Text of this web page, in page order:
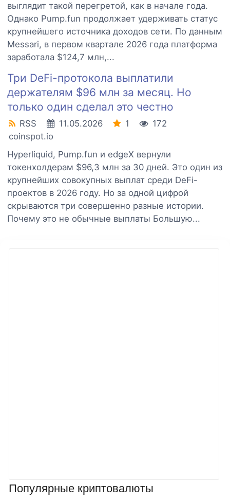
Популярные криптовалюты
выглядит такой перегретой, как в начале года.
Однако Pump.fun продолжает удерживать статус
крупнейшего источника доходов сети. По данным
Messari, в первом квартале 2026 года платформа
заработала $124,7 млн,...
Три DeFi-протокола выплатили
держателям $96 млн за месяц. Но
только один сделал это честно
RSS 11.05.2026 1
172
coinspot.io
Hyperliquid, Pump.fun и edgeX вернули
токенхолдерам $96,3 млн за 30 дней. Это один из
крупнейших совокупных выплат среди DeFi-
проектов в 2026 году. Но за одной цифрой
скрываются три совершенно разные истории.
Почему это не обычные выплаты Большую...